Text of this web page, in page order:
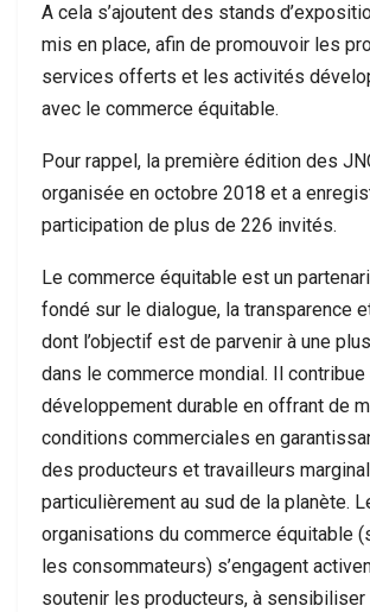
A cela s’ajoutent des stands
mis en place, afin de promouvoir les
services offerts et les activités
avec le commerce équitable.
Pour rappel, la première édition des
organisée en octobre 2018 et a
participation de plus de 226 invités.
Le commerce équitable est un
fondé sur le dialogue, la transparence
dont l’objectif est de parvenir à une
dans le commerce mondial. Il contribue
développement durable en offrant de
conditions commerciales en
des producteurs et travailleurs
particulièrement au sud de la planète.
organisations du commerce équitable
les consommateurs) s’engagent
soutenir les producteurs, à sensibiliser